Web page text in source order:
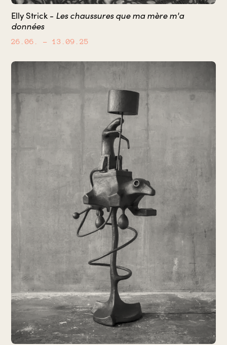
Elly Strick - Les chaussures que ma mère m'a
données
26.06. – 13.09.25